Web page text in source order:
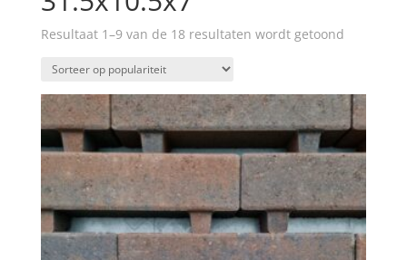
Resultaat 1–9 van de 18 resultaten wordt getoond